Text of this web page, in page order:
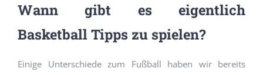
Wann gibt es eigentlich
Basketball Tipps zu spielen?
Einige Unterschiede zum Fußball haben wir bereits